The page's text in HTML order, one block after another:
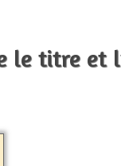
le titre et